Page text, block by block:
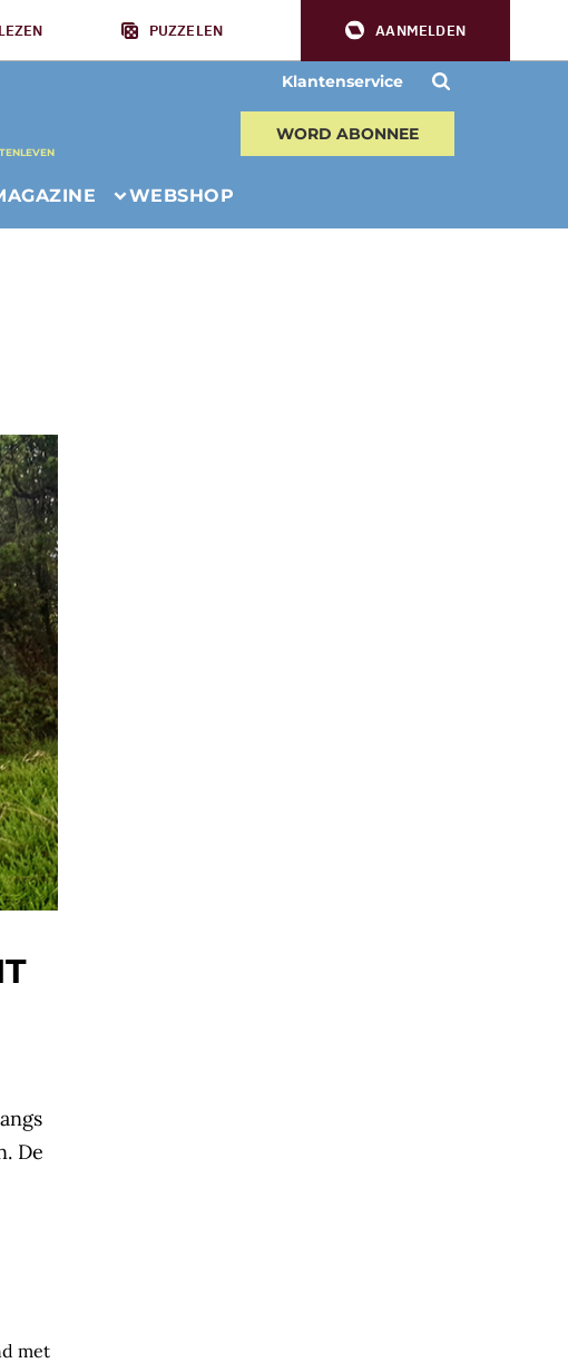
PUZZELEN AANMELDEN
Klantenservice
WORD ABONNEE
WEBSHOP
De
met